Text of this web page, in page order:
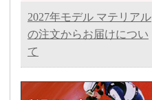
2027年モデル マテリアル
の注文からお届けについ
て